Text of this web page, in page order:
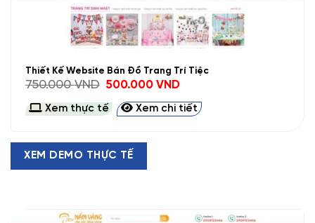
Thiết Kế Website Bán Đồ Trang Trí Tiệc
750.000VND
Giá
là:
750.000 VND.
500.000VNDGiá
tại
là:
500.000 VND.
Xem thực tế Xem chi tiết
XEM DEMO THỰC TẾ